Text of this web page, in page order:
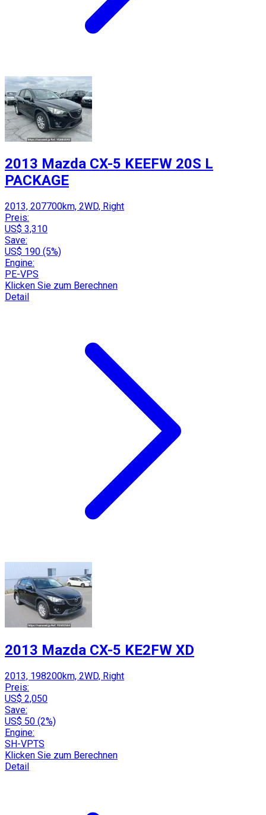
2013 Mazda CX-5 KEEFW 20S L
PACKAGE
2013, 207700km, 2WD, Right
Preis:
US$ 3,310
Save:
US$ 190 (5%)
Engine:
PE-VPS
Klicken Sie zum Berechnen
Detail
2013 Mazda CX-5 KE2FW XD
2013, 198200km, 2WD, Right
Preis:
US$ 2,050
Save:
US$ 50 (2%)
Engine:
SH-VPTS
Klicken Sie zum Berechnen
Detail